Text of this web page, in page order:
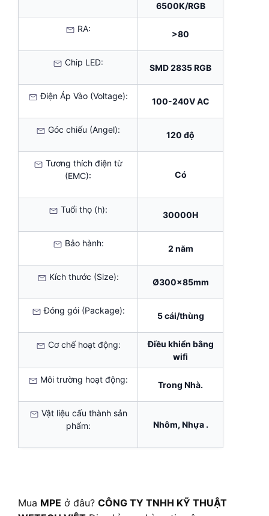
6500K/RGB
RA:
>80
Chip LED:
SMD 2835 RGB
Điện Áp Vào (Voltage):
100-240V AC
Góc chiếu (Angel):
120 độ
Tương thích điện từ
(EMC):
Có
Tuổi thọ (h):
30000H
Bảo hành:
2 năm
Kích thước (Size):
Ø300x85mm
Đóng gói (Package):
5 cái/thùng
Cơ chế hoạt động:
Điều khiển bằng
wifi
Môi trường hoạt động:
Trong Nhà.
Vật liệu cấu thành sản
phẩm:
Nhôm, Nhựa .
Mua MPE ở đâu? CÔNG TY TNHH KỸ THUẬT